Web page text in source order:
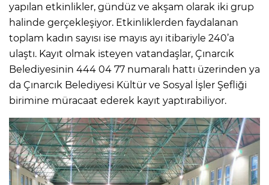
yapılan etkinlikler, gündüz ve akşam olarak iki grup
halinde gerçekleşiyor. Etkinliklerden faydalanan
toplam kadın sayısı ise mayıs ayı itibariyle 240’a
ulaştı. Kayıt olmak isteyen vatandaşlar, Çınarcık
Belediyesinin 444 04 77 numaralı hattı üzerinden ya
da Çınarcık Belediyesi Kültür ve Sosyal İşler Şefliği
birimine müracaat ederek kayıt yaptırabiliyor.